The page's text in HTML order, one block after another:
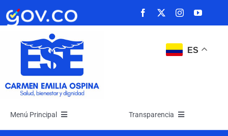
Saltar
ES
Menú Principal Transparencia